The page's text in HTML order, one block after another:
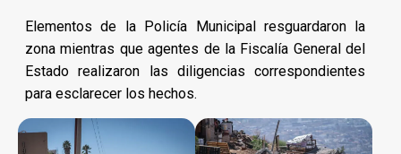
Elementos de la Policía Municipal resguardaron la
zona mientras que agentes de la Fiscalía General del
Estado realizaron las diligencias correspondientes
para esclarecer los hechos.